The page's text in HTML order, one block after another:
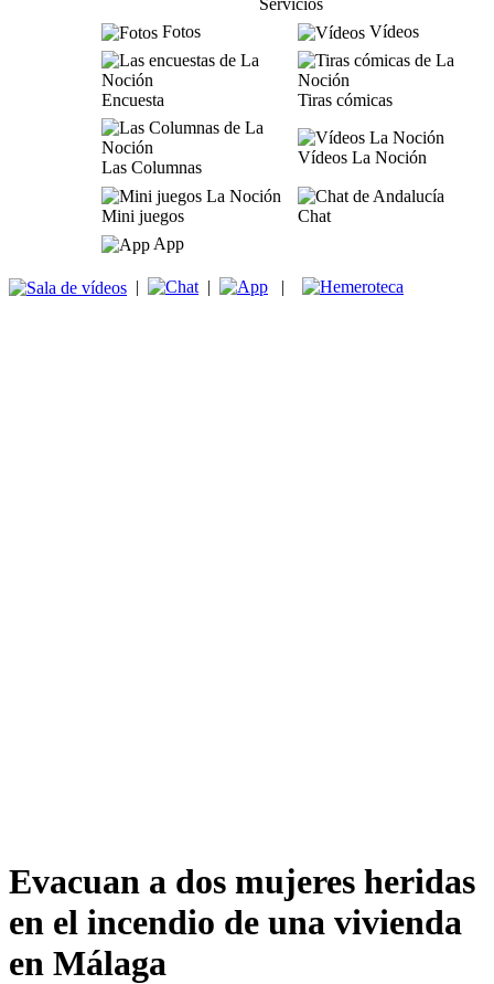
Servicios
Fotos
Vídeos
Encuesta Tiras cómicas
Las Columnas
Vídeos La Noción
Mini juegos
Chat
App
| | |
Evacuan a dos mujeres heridas
en el incendio de una vivienda
en Málaga